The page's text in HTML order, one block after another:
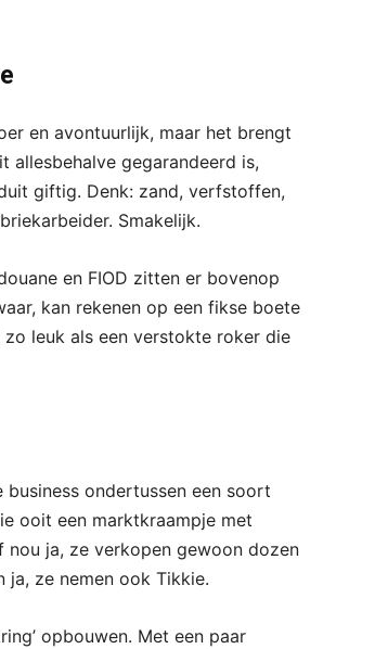
en avontuurlijk, maar het brengt
allesbehalve gegarandeerd is,
giftig. Denk: zand, verfstoffen,
Smakelijk.
en FIOD zitten er bovenop
kan rekenen op een fikse boete
leuk als een verstokte roker die
ondertussen een soort
ooit een marktkraampje met
nou ja, ze verkopen gewoon dozen
ja, ze nemen ook Tikkie.
opbouwen. Met een paar